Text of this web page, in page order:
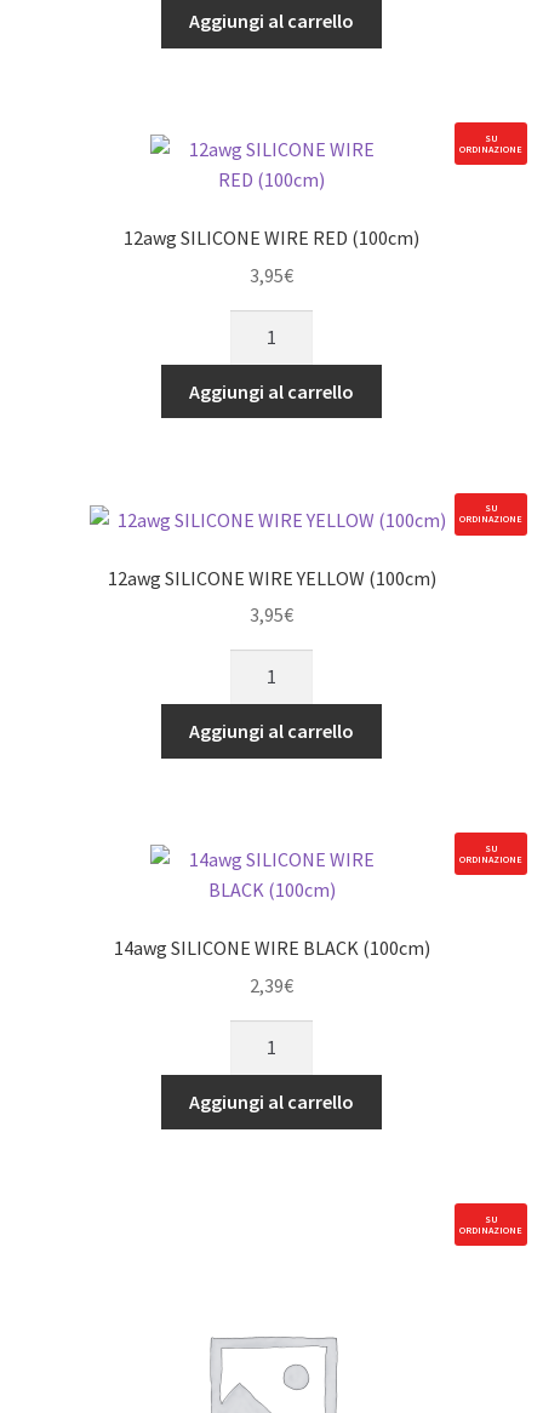
WIRE
ORANGE
Aggiungi al carrello
SU
ORDINAZIONE
12awg SILICONE WIRE RED (100cm)
3,95€
WIRE
RED
Aggiungi al carrello
SU
ORDINAZIONE
12awg SILICONE WIRE YELLOW (100cm)
3,95€
WIRE
YELLOW
Aggiungi al carrello
SU
ORDINAZIONE
14awg SILICONE WIRE BLACK (100cm)
2,39€
WIRE
BLACK
Aggiungi al carrello
SU
ORDINAZIONE